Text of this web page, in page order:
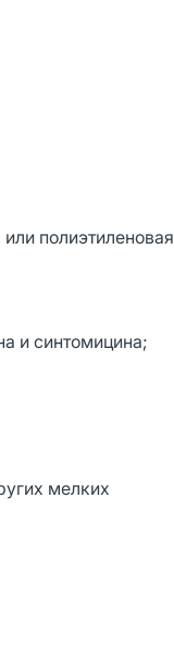
полиэтиленовая
и синтомицина;
мелких